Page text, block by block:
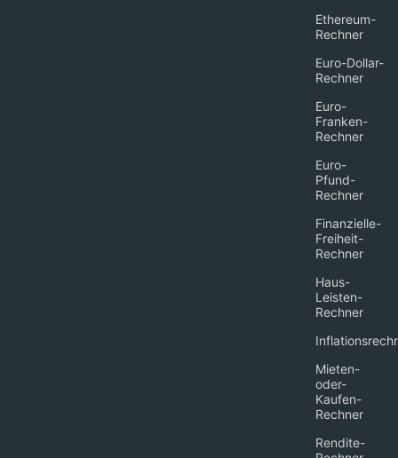
Ethereum-
Rechner
Euro-Dollar-
Rechner
Euro-
Franken-
Rechner
Euro-
Pfund-
Rechner
Finanzielle-
Freiheit-
Rechner
Haus-
Leisten-
Rechner
Mieten-
oder-
Kaufen-
Rechner
Rendite-